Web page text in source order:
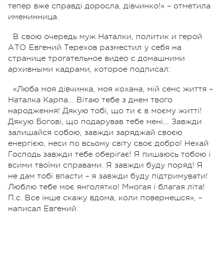
тепер вже справді доросла, дівчинко!» – отметила
именинница.
В свою очередь муж Наталки, политик и герой
АТО Евгений Терехов разместил у себя на
странице трогательное видео с домашними
архивными кадрами, которое подписал:
«Люба моя дівчинка, моя кохана, мій сенс життя –
Наталка Карпа... Вітаю тебе з днем твого
народження! Дякую тобі, що ти є в моєму житті!
Дякую Богові, що подарував тебе мені... Завжди
залишайся собою, завжди заряджай своєю
енергією, неси по всьому світу своє добро! Нехай
Господь завжди тебе оберігає! Я пишаюсь тобою і
всими твоїми справами. Я завжди буду поряд! Я
не дам тобі впасти – я завжди буду підтримувати!
Люблю тебе моє янголятко! Многая і благая літа!
П.с. Все інше скажу вдома, коли повернешся», –
написал Евгений.